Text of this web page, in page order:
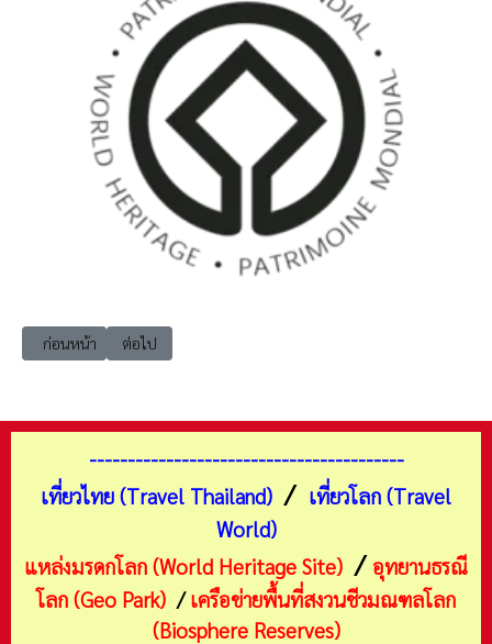
เนื้อหาก่อนหน้า: uwh แหล่งมรดกโลก ยุโรป จอร์เจีย 1994 อนุสรณ์สถานท
ก่อนหน้า เนื้อหาถัดไป: uwh แหล่งมรดกโลก ยุโรป จอร์เจีย 2021 ป่า
ต่อไป
-----------------------------------------
เที่ยวไทย (Travel Thailand) / เที่ยวโลก (Travel
World)
แหล่งมรดกโลก (World Heritage Site) /อุทยานธรณี
โลก (Geo Park) /เครือข่ายพื้นที่สงวนชีวมณฑลโลก
(Biosphere Reserves)